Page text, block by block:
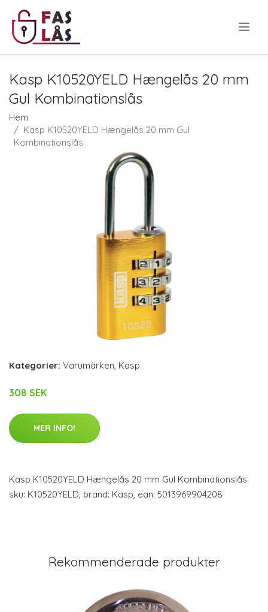
Kasp K10520YELD Hængelås 20 mm
Gul Kombinationslås
Hem
Kasp K10520YELD Hængelås 20 mm Gul
Kombinationslås
Kategorier: Varumärken Kasp
308 SEK
MER INFO!
Kasp K10520YELD Hængelås 20 mm Gul Kombinationslås
sku: K10520YELD, brand: Kasp, ean: 5013969904208
Rekommenderade produkter